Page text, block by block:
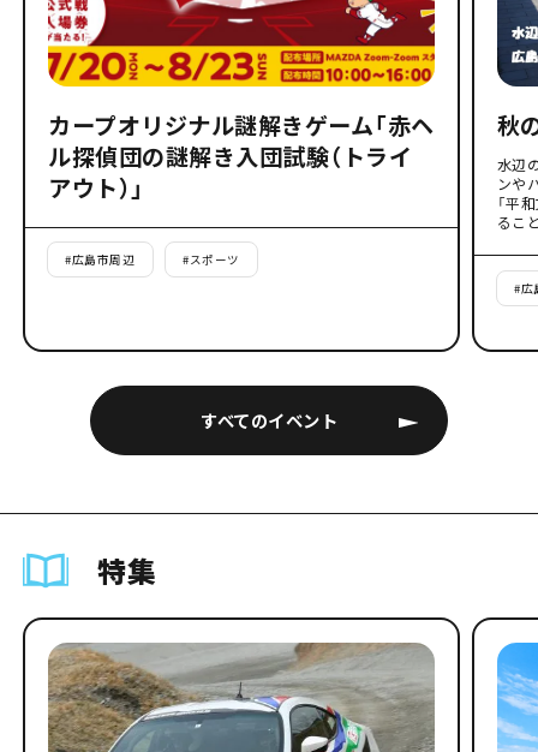
すべてのイベント
カープオリジナル謎解きゲーム「赤ヘ
ル探偵団の謎解き入団試験（トライ
アウト）」
#広島市周辺 #スポーツ
秋
水辺
ンや
「平
るこ
#広
特集